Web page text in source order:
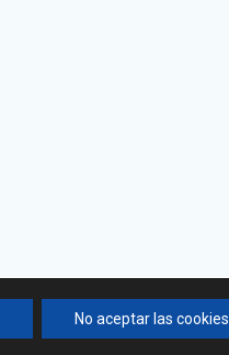
No aceptar las cookies